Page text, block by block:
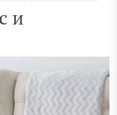
и